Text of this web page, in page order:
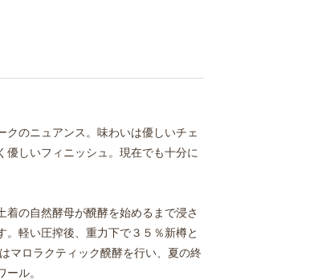
のニュアンス。味わいは優しいチェ
優しいフィニッシュ。現在でも十分に
の自然酵母が醗酵を始めるまで浸さ
軽い圧搾後、重力下で３５％新樽と
マロラクティック醗酵を行い、夏の終
ル。